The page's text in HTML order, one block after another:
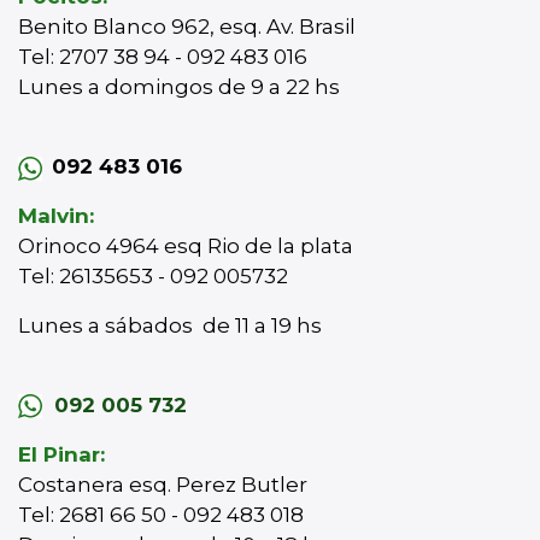
Benito Blanco 962, esq. Av. Brasil
Tel: 2707 38 94 - 092 483 016
Lunes a domingos de 9 a 22 hs
092 483 016
Malvin:
Orinoco 4964 esq Rio de la plata
Tel: 26135653 - 092 005732
Lunes a sábados de 11 a 19 hs
092 005 732
El Pinar:
Costanera esq. Perez Butler
Tel: 2681 66 50 - 092 483 018